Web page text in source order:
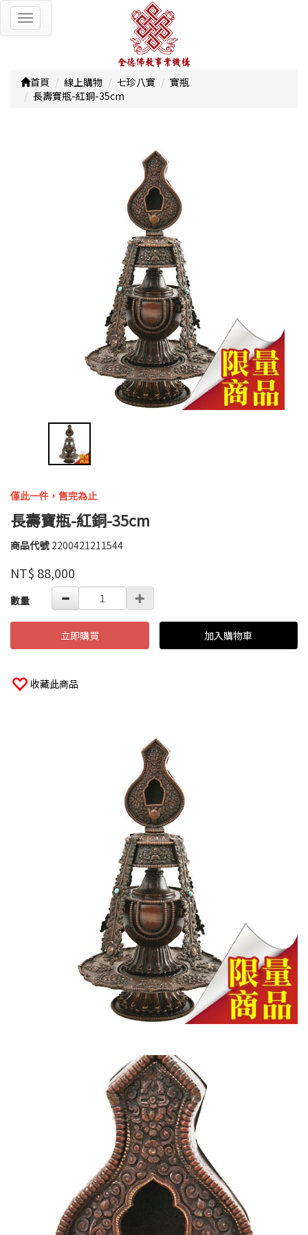
Toggle
navigation
首頁 線上購物 七珍八寶
寶瓶
長壽寶瓶-紅銅-35cm
僅此一件，售完為止
長壽寶瓶-紅銅-35cm
商品代號 2200421211544
2200421211544
品牌
德
NT$ 88,000
GOODS000000000000000008510
數量
立即購買 加入購物車
收藏此商品